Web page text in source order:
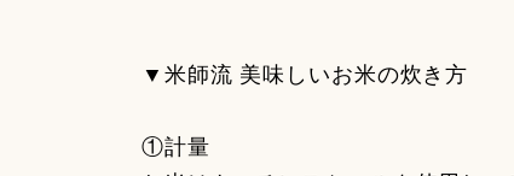
▼米師流 美味しいお米の炊き方
①計量